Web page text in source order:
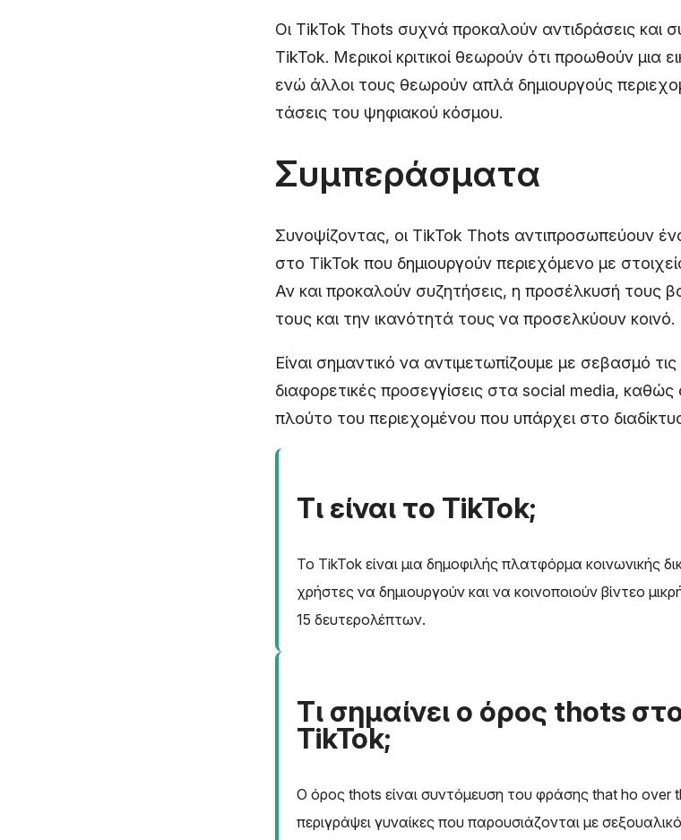
Οι TikTok Thots συχνά προκαλούν αντιδράσεις και
TikTok. Μερικοί κριτικοί θεωρούν ότι προωθούν μια
ενώ άλλοι τους θεωρούν απλά δημιουργούς
τάσεις του ψηφιακού κόσμου.
Συμπεράσματα
Συνοψίζοντας, οι TikTok Thots αντιπροσωπεύουν
στο TikTok που δημιουργούν περιεχόμενο με
Αν και προκαλούν συζητήσεις, η προσέλκυσή τους
τους και την ικανότητά τους να προσελκύουν κοινό.
Είναι σημαντικό να αντιμετωπίζουμε με σεβασμό τις
διαφορετικές προσεγγίσεις στα social media,
πλούτο του περιεχομένου που υπάρχει στο
Τι είναι το TikTok;
Το TikTok είναι μια δημοφιλής πλατφόρμα κοινωνικής
χρήστες να δημιουργούν και να κοινοποιούν βίντεο
15 δευτερολέπτων.
Τι σημαίνει ο όρος thots
TikTok;
Ο όρος thots είναι συντόμευση του φράσης that ho over
περιγράψει γυναίκες που παρουσιάζονται με